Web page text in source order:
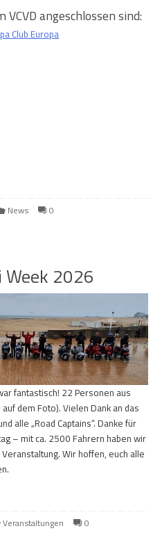
angeschlossen sind:
Club Europa
News 0
Week 2026
fantastisch! 22 Personen aus
dem Foto). Vielen Dank an das
alle „Road Captains“. Danke für
– mit ca. 2500 Fahrern haben wir
Wir hoffen, euch alle
Veranstaltungen 0